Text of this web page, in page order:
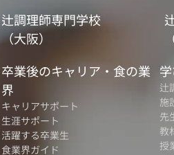
辻調理師専門学校
（大阪）
卒業後のキャリア・食の業
界
キャリアサポート
生涯サポート
活躍する卒業生
食業界ガイド
辻
施
先
教
授